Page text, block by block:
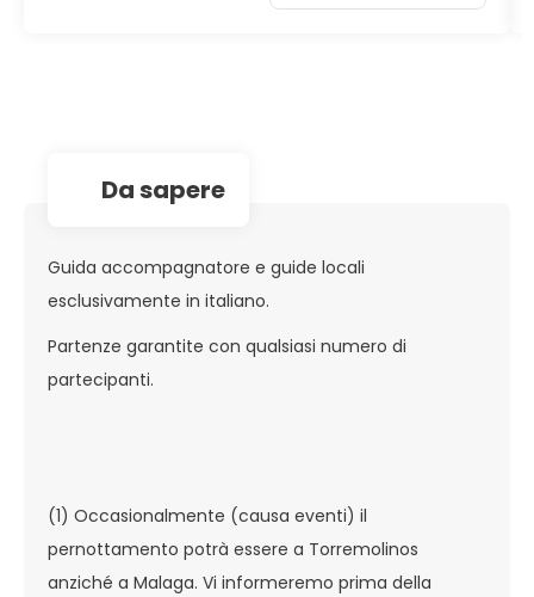
da sapere
Guida accompagnatore e guide locali
esclusivamente in italiano.
Partenze garantite con qualsiasi numero di
partecipanti.
(1) Occasionalmente (causa eventi) il
pernottamento potrà essere a Torremolinos
anziché a Malaga. Vi informeremo prima della